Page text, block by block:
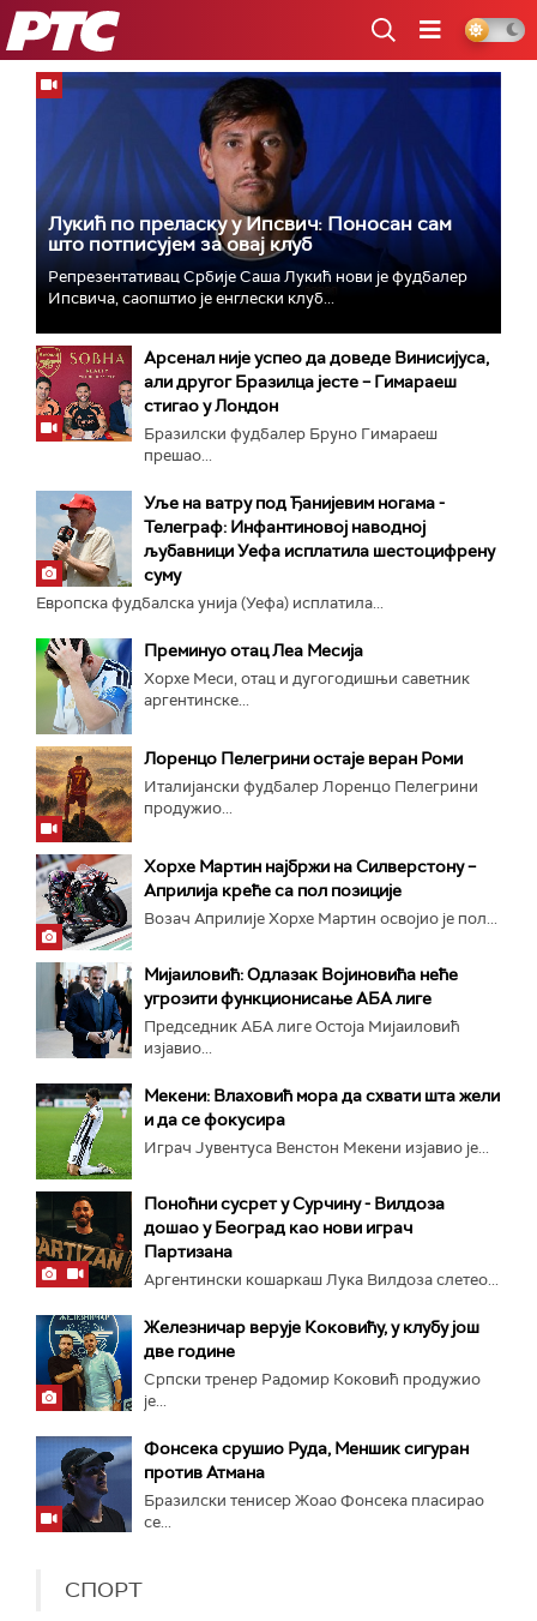
РТС
Лукић по преласку у Ипсвич: Поносан сам
што потписујем за овај клуб
Репрезентативац Србије Саша Лукић нови је фудбалер
Ипсвича, саопштио је енглески клуб...
Арсенал није успео да доведе Винисијуса,
али другог Бразилца јесте – Гимараеш
стигао у Лондон
Бразилски фудбалер Бруно Гимараеш
прешао...
Уље на ватру под Ђанијевим ногама -
Телеграф: Инфантиновој наводној
љубавници Уефа исплатила шестоцифрену
суму
Европска фудбалска унија (Уефа) исплатила...
Преминуо отац Леа Месија
Хорхе Меси, отац и дугогодишњи саветник
аргентинске...
Лоренцо Пелегрини остаје веран Роми
Италијански фудбалер Лоренцо Пелегрини
продужио...
Хорхе Мартин најбржи на Силверстону –
Априлија креће са пол позиције
Возач Априлије Хорхе Мартин освојио је пол...
Мијаиловић: Одлазак Војиновића неће
угрозити функционисање АБА лиге
Председник АБА лиге Остоја Мијаиловић
изјавио...
Мекени: Влаховић мора да схвати шта жели
и да се фокусира
Играч Јувентуса Венстон Мекени изјавио је...
Поноћни сусрет у Сурчину - Вилдоза
дошао у Београд као нови играч
Партизана
Аргентински кошаркаш Лука Вилдоза слетео...
Железничар верује Коковићу, у клубу још
две године
Српски тренер Радомир Коковић продужио
је...
Фонсека срушио Руда, Меншик сигуран
против Атмана
Бразилски тенисер Жоао Фонсека пласирао
се...
СПОРТ